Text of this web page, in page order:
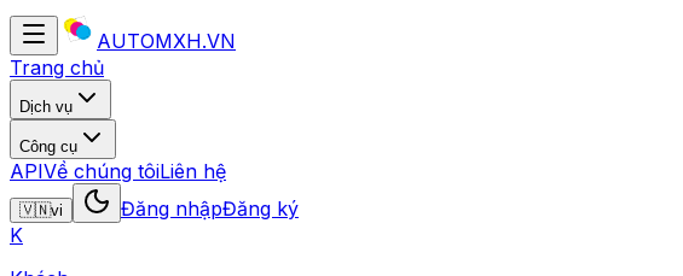
AUTOMXH.VN
Trang chủ
Dịch vụ
Công cụ
APIVề chúng tôiLiên hệ
🇻🇳vi Đăng nhậpĐăng ký
K